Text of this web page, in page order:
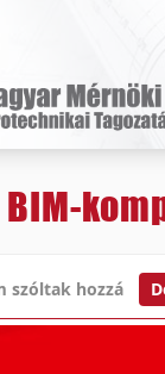
BIM-
szóltak hozzá